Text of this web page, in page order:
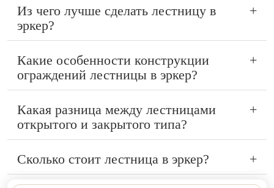
Из чего лучше сделать лестницу в
эркер?
+
Какие особенности конструкции
ограждений лестницы в эркер?
+
Какая разница между лестницами
открытого и закрытого типа?
+
Сколько стоит лестница в эркер? +